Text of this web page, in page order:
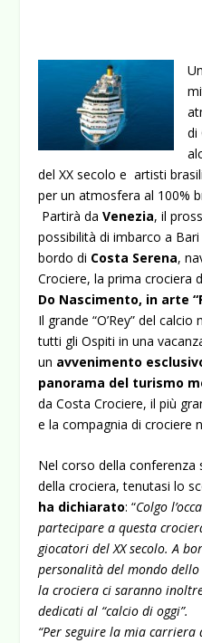
di
del XX secolo e artisti
per un atmosfera al 100%
Partirà daVenezia, il
possibilità di imbarco a
bordo di Costa Serena,
Crociere, la prima crociera
Do Nascimento, in arte
Il grande “O’Rey” del
tutti gli Ospiti in una
un avvenimento
panorama del turismo
da Costa Crociere, il più
e la compagnia di crociere
Nel corso della conferenza
della crociera, tenutasi lo
ha dichiarato: “Colgo
partecipare a questa
giocatori del XX secolo. A
personalità del mondo
la crociera ci saranno
dedicati al “calcio di oggi”.
“Per seguire la mia